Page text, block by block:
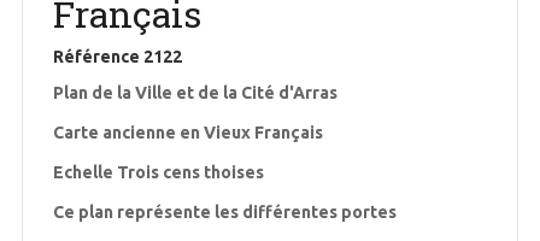
Français
Référence 2122
Plan de la Ville et de la Cité d'Arras
Carte ancienne en Vieux Français
Echelle Trois cens thoises
Ce plan représente les différentes portes